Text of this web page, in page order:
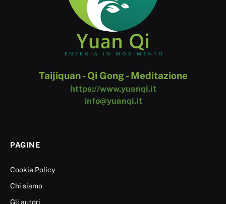
Taijiquan - Qi Gong - Meditazione
https://www.yuanqi.it
info@yuanqi.it
PAGINE
Cookie Policy
Chi siamo
Gli autori